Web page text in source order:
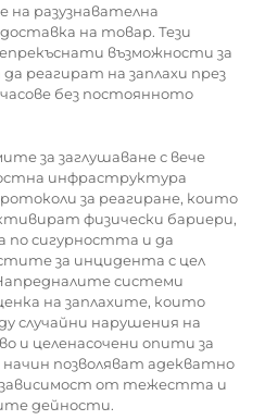
на разузнавателна
на товар. Тези
възможности за
реагират на заплахи през
без постоянното
за заглушаване с вече
инфраструктура
за реагиране, които
физически бариери,
по сигурността и да
за инцидента с цел
системи
на заплахите, които
случайни нарушения на
и целенасочени опити за
позволяват адекватно
зависимост от тежестта и
дейности.